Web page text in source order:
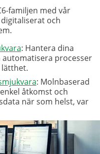
familjen med vår
och
: Hantera dina
processer
: Molnbaserad
åtkomst och
när som helst, var